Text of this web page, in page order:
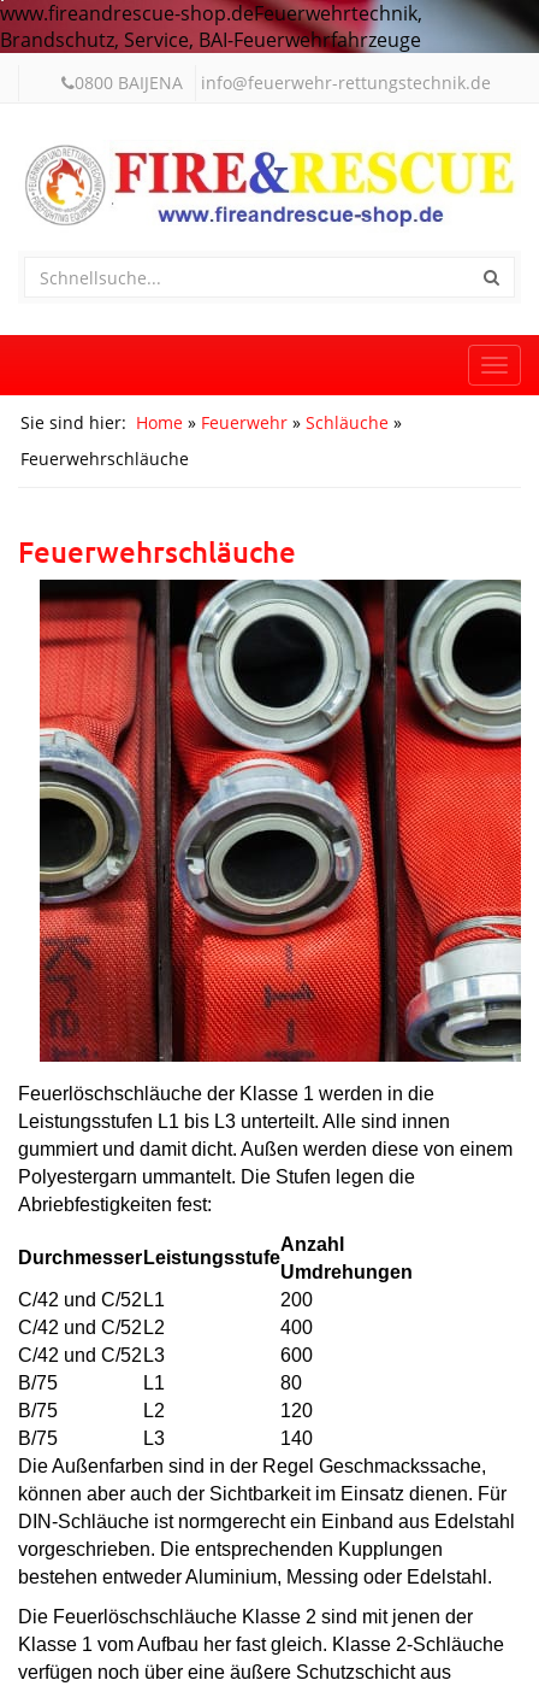
www.fireandrescue-shop.deFeuerwehrtechnik,
Brandschutz, Service, BAI-Feuerwehrfahrzeuge
0800 BAIJENA info@feuerwehr-rettungstechnik.de
Sie sind hier: Home » Feuerwehr » Schläuche »
Feuerwehrschläuche
Feuerwehrschläuche
Feuerlöschschläuche der Klasse 1 werden in die
Leistungsstufen L1 bis L3 unterteilt. Alle sind innen
gummiert und damit dicht. Außen werden diese von einem
Polyestergarn ummantelt. Die Stufen legen die
Abriebfestigkeiten fest:
Durchmesser Leistungsstufe
Anzahl
Umdrehungen
C/42 und C/52 L1
200
C/42 und C/52 L2
400
C/42 und C/52 L3
600
B/75
L1
80
B/75
L2
120
B/75
L3
140
Die Außenfarben sind in der Regel Geschmackssache,
können aber auch der Sichtbarkeit im Einsatz dienen. Für
DIN-Schläuche ist normgerecht ein Einband aus Edelstahl
vorgeschrieben. Die entsprechenden Kupplungen
bestehen entweder Aluminium, Messing oder Edelstahl.
Die Feuerlöschschläuche Klasse 2 sind mit jenen der
Klasse 1 vom Aufbau her fast gleich. Klasse 2-Schläuche
verfügen noch über eine äußere Schutzschicht aus